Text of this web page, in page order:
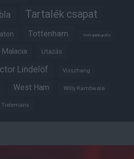
Tartalék csapat
Tottenham Trófeabibliográfia
Malacia Utazás
Lindelöf Visszhang
West Ham Willy Kambwala
Tielemans